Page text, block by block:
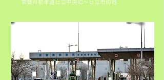
常磐自動車道日立中央IC～日立市街地